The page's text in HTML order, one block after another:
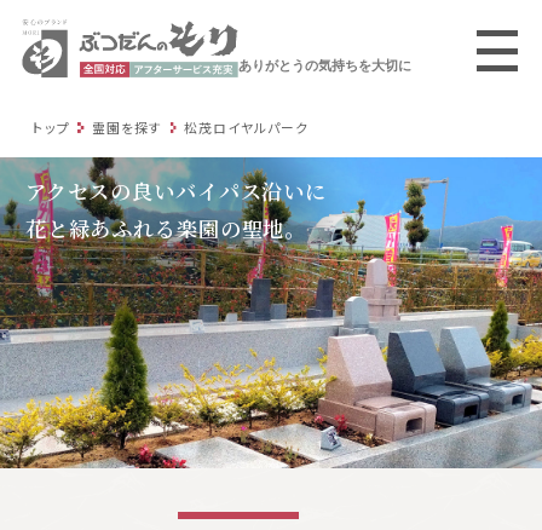
ありがとうの気持ちを大切に
トップ 霊園を探す 松茂ロイヤルパーク
アクセスの良いバイパス沿いに
花と緑あふれる楽園の聖地。